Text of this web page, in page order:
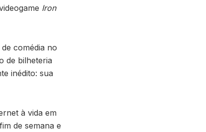
Iron
comédia no
de bilheteria
inédito: sua
à vida em
de semana e